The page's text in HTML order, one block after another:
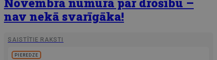
nav nekā svarīgāka!
SAISTĪTIE RAKSTI
PIEREDZE